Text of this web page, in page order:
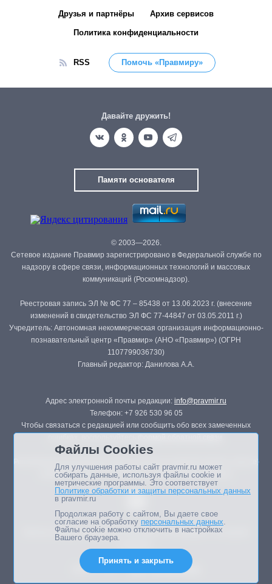
Друзья и партнёры Архив сервисов
Политика конфиденциальности
RSS Помочь «Правмиру»
Давайте дружить!
Памяти основателя
© 2003—2026.
Сетевое издание Правмир зарегистрировано в Федеральной службе по
надзору в сфере связи, информационных технологий и массовых
коммуникаций (Роскомнадзор).
Реестровая запись ЭЛ № ФС 77 – 85438 от 13.06.2023 г. (внесение
изменений в свидетельство ЭЛ ФС 77-44847 от 03.05.2011 г.)
Учредитель: Автономная некоммерческая организация информационно-
познавательный центр «Правмир» (АНО «Правмир») (ОГРН
1107799036730)
Главный редактор: Данилова А.А.
Адрес электронной почты редакции: info@pravmir.ru
Телефон: +7 926 530 96 05
Чтобы связаться с редакцией или сообщить обо всех замеченных
Републикация материалов сайта в печатных изданиях (книгах, прессе)
возможна только с письменного разрешения редакции.
Мнение авторов статей портала может не совпадать с позицией
Дизайн сайта -
Файлы Cookies
Для улучшения работы сайт pravmir.ru может
собирать данные, используя файлы cookie и
метрические программы. Это соответствует
Политике обработки и защиты персональных данных
в pravmir.ru
Продолжая работу с сайтом, Вы даете свое
согласие на обработку персональных данных.
Файлы cookie можно отключить в настройках
Вашего браузера.
Принять и закрыть